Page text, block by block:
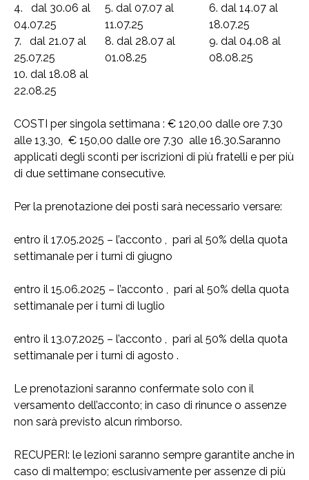
4. dal 30.06 al
04.07.25
5. dal 07.07 al
11.07.25
6. dal 14.07 al
18.07.25
7. dal 21.07 al
25.07.25
8. dal 28.07 al
01.08.25
9. dal 04.08 al
08.08.25
10. dal 18.08 al
22.08.25
COSTI per singola settimana : € 120,00 dalle ore 7.30
alle 13.30, € 150,00 dalle ore 7.30 alle 16.30.Saranno
applicati degli sconti per iscrizioni di più fratelli e per più
di due settimane consecutive.
Per la prenotazione dei posti sarà necessario versare:
entro il 17.05.2025 – l’acconto , pari al 50% della quota
settimanale per i turni di giugno
entro il 15.06.2025 – l’acconto , pari al 50% della quota
settimanale per i turni di luglio
entro il 13.07.2025 – l’acconto , pari al 50% della quota
settimanale per i turni di agosto .
Le prenotazioni saranno confermate solo con il
versamento dell’acconto; in caso di rinunce o assenze
non sarà previsto alcun rimborso.
RECUPERI: le lezioni saranno sempre garantite anche in
caso di maltempo; esclusivamente per assenze di più